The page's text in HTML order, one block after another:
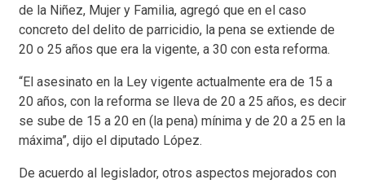
de la Niñez, Mujer y Familia, agregó que en el caso
concreto del delito de parricidio, la pena se extiende de
20 o 25 años que era la vigente, a 30 con esta reforma.
“El asesinato en la Ley vigente actualmente era de 15 a
20 años, con la reforma se lleva de 20 a 25 años, es decir
se sube de 15 a 20 en (la pena) mínima y de 20 a 25 en la
máxima”, dijo el diputado López.
De acuerdo al legislador, otros aspectos mejorados con